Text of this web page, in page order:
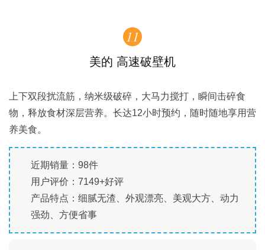
11
美的 高速破壁机
上下双段扰流筋，纳米级破碎，大马力搅打，瞬间击碎食
物，释放食材深层营养。长达12小时预约，随时随地享用营
养美食。
近期销量：98件
用户评价：7149+好评
产品特点：细腻无渣、外观漂亮、美观大方、动力
强劲、方便省事